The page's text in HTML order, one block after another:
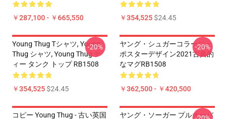
￥287,100 - ￥665,550 ￥354,525$24.45
Young Thug Tシャツ, Young
Thug シャツ, Young Thug テ
ィー タンク トップ RB1508
￥354,525$24.45
-20%
ヤング・シュガーコラージュ
ポスターデザイン2021古典的
なマグRB1508
￥362,500 - ￥420,500
-20%
コピー Young Thug - 古い英国
ヤング・ソーガー プルオーバ